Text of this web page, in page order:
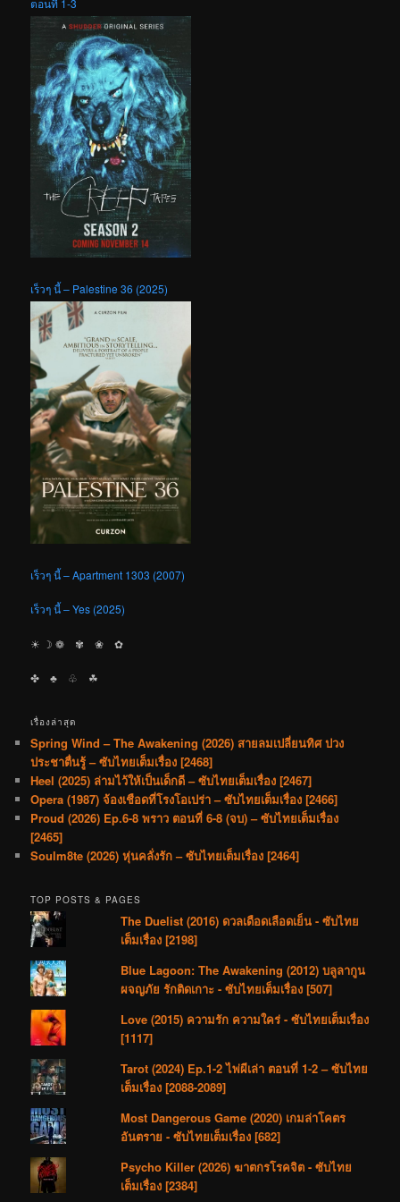
ตอนที่ 1-3
เร็วๆ นี้ – Palestine 36 (2025)
เร็วๆ นี้ – Apartment 1303 (2007)
เร็วๆ นี้ – Yes (2025)
☀︎ ☽ ❁ ✾ ❀ ✿
✤ ♣︎ ♧ ☘︎
เรื่องล่าสุด
Spring Wind – The Awakening (2026) สายลมเปลี่ยนทิศ ปวง
ประชาตื่นรู้ – ซับไทยเต็มเรื่อง [2468]
Heel (2025) ล่ามไว้ให้เป็นเด็กดี – ซับไทยเต็มเรื่อง [2467]
Opera (1987) จ้องเชือดที่โรงโอเปร่า – ซับไทยเต็มเรื่อง [2466]
Proud (2026) Ep.6-8 พราว ตอนที่ 6-8 (จบ) – ซับไทยเต็มเรื่อง
[2465]
Soulm8te (2026) หุ่นคลั่งรัก – ซับไทยเต็มเรื่อง [2464]
TOP POSTS & PAGES
The Duelist (2016) ดวลเดือดเลือดเย็น - ซับไทย
เต็มเรื่อง [2198]
Blue Lagoon: The Awakening (2012) บลูลากูน
ผจญภัย รักติดเกาะ - ซับไทยเต็มเรื่อง [507]
Love (2015) ความรัก ความใคร่ - ซับไทยเต็มเรื่อง
[1117]
Tarot (2024) Ep.1-2 ไพ่ผีเล่า ตอนที่ 1-2 – ซับไทย
เต็มเรื่อง [2088-2089]
Most Dangerous Game (2020) เกมล่าโคตร
อันตราย - ซับไทยเต็มเรื่อง [682]
Psycho Killer (2026) ฆาตกรโรคจิต - ซับไทย
เต็มเรื่อง [2384]